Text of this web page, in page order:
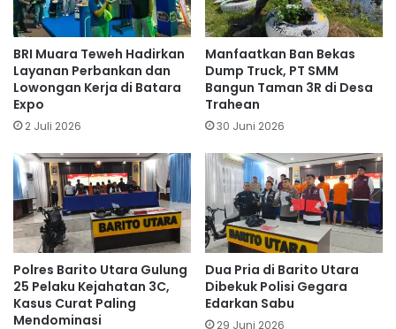
BRI Muara Teweh Hadirkan
Layanan Perbankan dan
Lowongan Kerja di Batara
Expo
2 Juli 2026
Manfaatkan Ban Bekas
Dump Truck, PT SMM
Bangun Taman 3R di Desa
Trahean
30 Juni 2026
Polres Barito Utara Gulung
25 Pelaku Kejahatan 3C,
Kasus Curat Paling
Mendominasi
Dua Pria di Barito Utara
Dibekuk Polisi Gegara
Edarkan Sabu
29 Juni 2026